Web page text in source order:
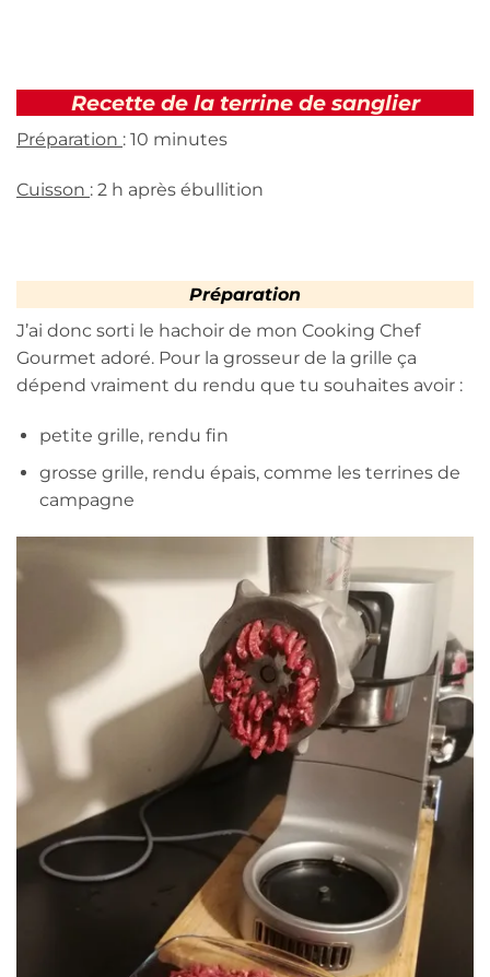
Recette de la terrine de sanglier
Préparation : 10 minutes
Cuisson : 2 h après ébullition
Préparation
J’ai donc sorti le hachoir de mon Cooking Chef
Gourmet adoré. Pour la grosseur de la grille ça
dépend vraiment du rendu que tu souhaites avoir :
petite grille, rendu fin
grosse grille, rendu épais, comme les terrines de
campagne